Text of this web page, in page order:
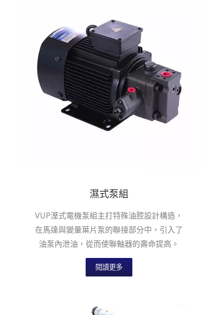
濕式泵組
VUP溼式電機泵組主打特殊油腔設計構造，
在馬達與變量葉片泵的聯接部分中，引入了
油泵內泄油，從而使聯軸器的壽命提高。
閱讀更多